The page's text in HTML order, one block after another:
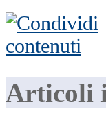
Articoli